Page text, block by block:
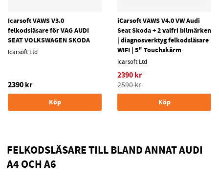
Icarsoft VAWS V3.0
felkodsläsare för VAG AUDI
SEAT VOLKSWAGEN SKODA
Icarsoft Ltd
2390 kr
Köp
iCarsoft VAWS V4.0 VW Audi
Seat Skoda + 2 valfri bilmärken
| diagnosverktyg felkodsläsare
WIFI | 5" Touchskärm
Icarsoft Ltd
2390 kr
2590 kr
Köp
FELKODSLÄSARE TILL BLAND ANNAT AUDI
A4 OCH A6